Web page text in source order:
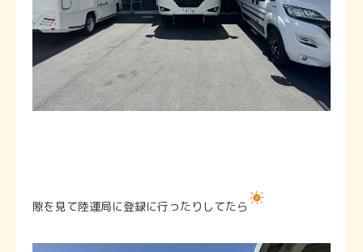
隙を見て陸運局に登録に行ったりしてたら